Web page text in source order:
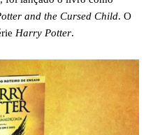
and the Cursed Child. O
Harry Potter.